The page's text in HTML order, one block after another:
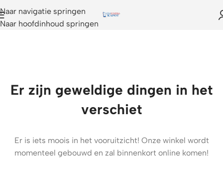
Naar navigatie springen
Naar hoofdinhoud springen
Er zijn geweldige dingen in het
verschiet
Er is iets moois in het vooruitzicht! Onze winkel wordt
momenteel gebouwd en zal binnenkort online komen!